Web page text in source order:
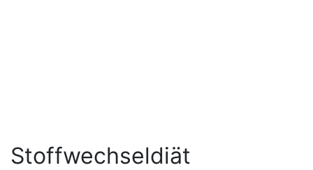
Stoffwechseldiät